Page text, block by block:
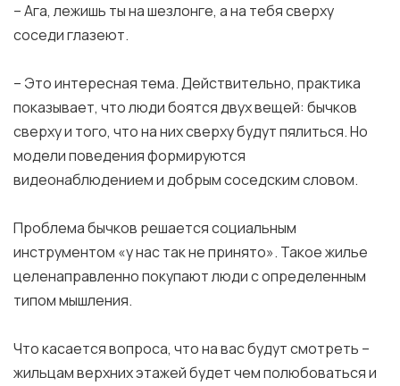
– Ага, лежишь ты на шезлонге, а на тебя сверху
соседи глазеют.
– Это интересная тема. Действительно, практика
показывает, что люди боятся двух вещей: бычков
сверху и того, что на них сверху будут пялиться. Но
модели поведения формируются
видеонаблюдением и добрым соседским словом.
Проблема бычков решается социальным
инструментом «у нас так не принято». Такое жилье
целенаправленно покупают люди с определенным
типом мышления.
Что касается вопроса, что на вас будут смотреть –
жильцам верхних этажей будет чем полюбоваться и